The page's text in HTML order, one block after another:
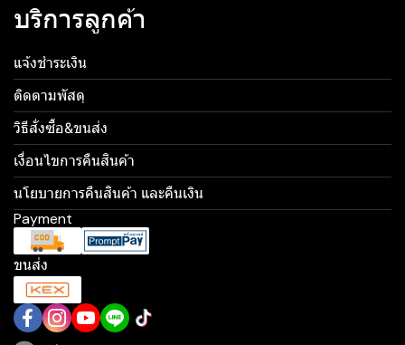
บริการลูกค้า
แจ้งชำระเงิน
ติดตามพัสดุ
วิธีสั่งซื้อ&ขนส่ง
เงื่อนไขการคืนสินค้า
นโยบายการคืนสินค้า และคืนเงิน
Payment
ขนส่ง